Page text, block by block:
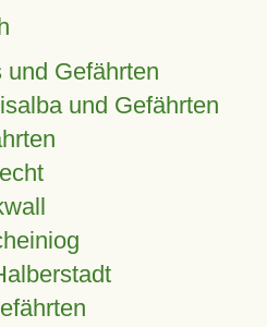
und Gefährten
und Gefährten